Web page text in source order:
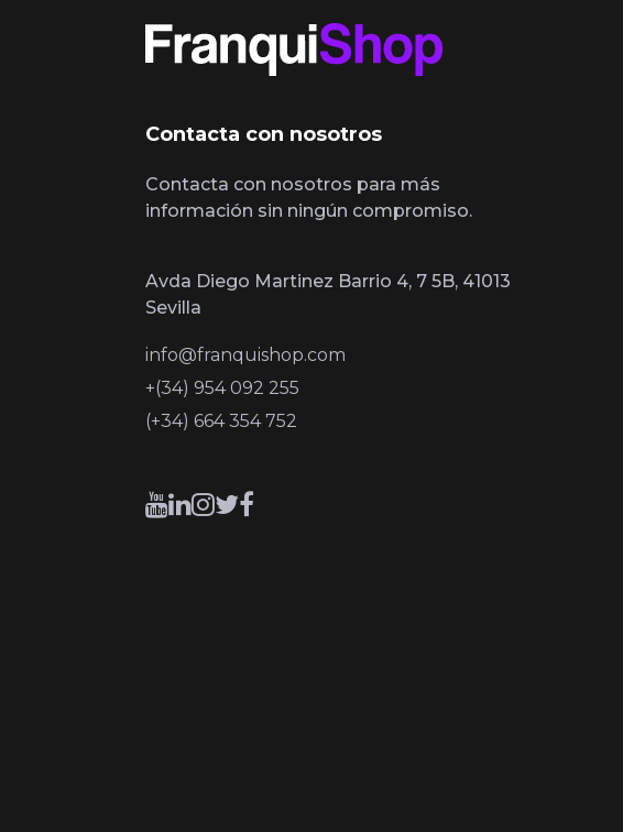
Contacta con nosotros
Contacta con nosotros para más
información sin ningún compromiso.
Avda Diego Martinez Barrio 4, 7 5B, 41013
Sevilla
info@franquishop.com
+(34) 954 092 255
(+34) 664 354 752